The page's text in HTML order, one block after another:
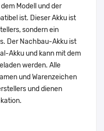
Modell und der
ist. Dieser Akku ist
sondern ein
Der Nachbau-Akku ist
Akku und kann mit dem
werden. Alle
und Warenzeichen
und dienen